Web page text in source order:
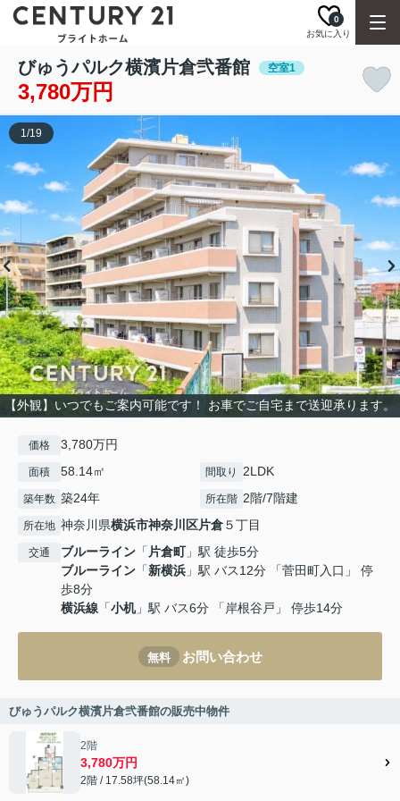
お気に入り
0
びゅうパルク横濱片倉弐番館 空室1
3,780万円
【外観】いつでもご案内可能です！ お車でご自宅まで送迎承ります。
1/19
価格 3,780万円
面積 58.14㎡ 間取り 2LDK
築年数 築24年 所在階 2階/7階建
所在地 神奈川県横浜市神奈川区片倉５丁目
交通 ブルーライン 「片倉町」駅 徒歩5分
ブルーライン 「新横浜 」駅 バス12分 「菅田町入口」 停
歩8分
横浜線 「小机」駅 バス6分 「岸根谷戸」 停歩14分
無料 お問い合わせ
びゅうパルク横濱片倉弐番館の販売中物件
2階
3,780万円
2階 / 17.58坪(58.14㎡)